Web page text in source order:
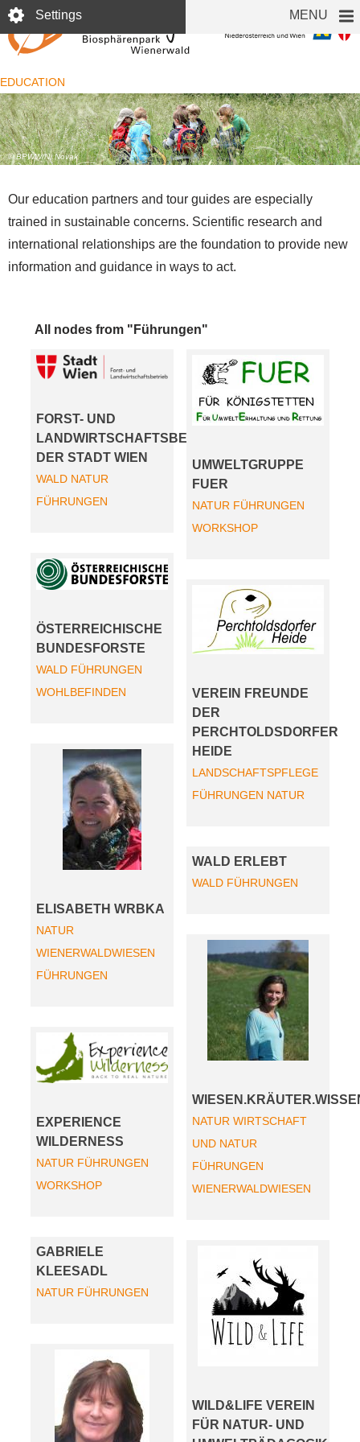
Skip
to
main
content
Settings MENU
EDUCATION
© BPWW/N. Novak
Our education partners and tour guides are especially
trained in sustainable concerns. Scientific research and
international relationships are the foundation to provide new
information and guidance in ways to act.
All nodes from "Führungen"
FORST- UND
LANDWIRTSCHAFTSBETRIEB
DER STADT WIEN
WALD NATUR
FÜHRUNGEN
ÖSTERREICHISCHE
BUNDESFORSTE
WALD FÜHRUNGEN
WOHLBEFINDEN
ELISABETH WRBKA
NATUR
WIENERWALDWIESEN
FÜHRUNGEN
EXPERIENCE
WILDERNESS
NATUR FÜHRUNGEN
WORKSHOP
GABRIELE
KLEESADL
NATUR FÜHRUNGEN
UMWELTGRUPPE
FUER
NATUR FÜHRUNGEN
WORKSHOP
VEREIN FREUNDE
DER
PERCHTOLDSDORFER
HEIDE
LANDSCHAFTSPFLEGE
FÜHRUNGEN NATUR
WALD ERLEBT
WALD FÜHRUNGEN
NATUR WIRTSCHAFT
UND NATUR
FÜHRUNGEN
WIENERWALDWIESEN
WILD&LIFE VEREIN
FÜR NATUR- UND